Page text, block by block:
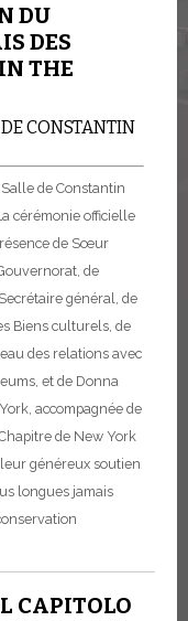
DU
DES
THE
CONSTANTIN
de Constantin
cérémonie officielle
de Sœur
de
général, de
Biens culturels, de
des relations avec
et de Donna
accompagnée de
de New York
généreux soutien
longues jamais
CAPITOLO